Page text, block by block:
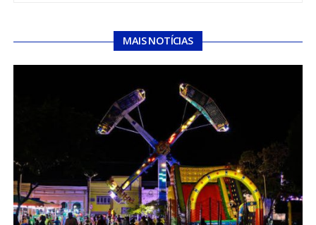
MAIS NOTÍCIAS